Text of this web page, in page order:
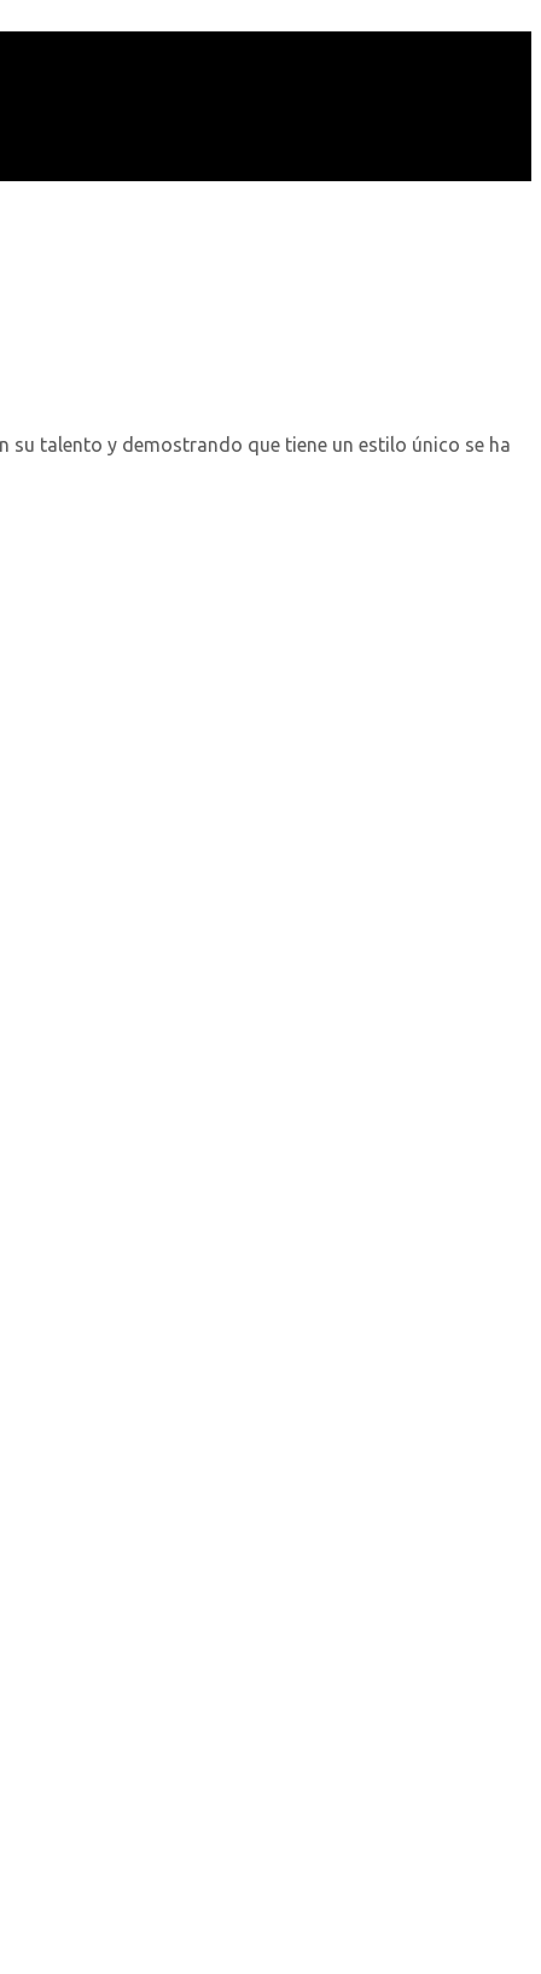
su talento y demostrando que tiene un estilo único se ha